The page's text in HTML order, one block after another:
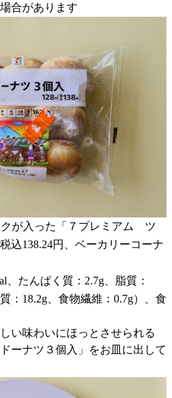
合があります
が入った「７プレミアム ツ
込138.24円、ベーカリーコーナ
、たんぱく質：2.7g、脂質：
：18.2g、食物繊維：0.7g）、食
い味わいにほっとさせられる
ーナツ３個入」をお皿に出して